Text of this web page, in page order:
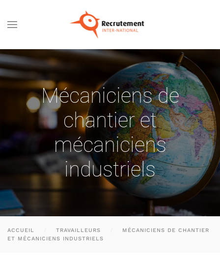
Passer au contenu principal
Mécaniciens de
chantier et
mécaniciens
industriels
ACCUEIL TRAVAILLEURS
MÉCANICIENS DE CHANTIER
ET MÉCANICIENS INDUSTRIELS